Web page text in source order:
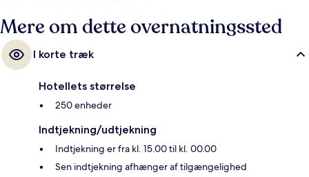
Mere om dette overnatningssted
I korte træk
Hotellets størrelse
250 enheder
Indtjekning/udtjekning
Indtjekning er fra kl. 15.00 til kl. 00.00
Sen indtjekning afhænger af tilgængelighed